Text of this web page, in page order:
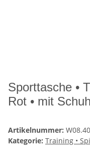
Sporttasche •
Rot • mit
Artikelnummer:
Kategorie: Training •